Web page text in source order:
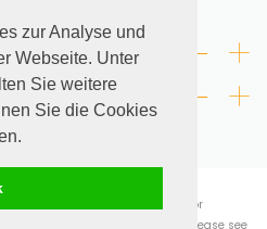
zur Analyse und
Webseite. Unter
Sie weitere
Sie die Cookies
+
+
and exclude shipping costs. For
VAT rate will be charged. Please see